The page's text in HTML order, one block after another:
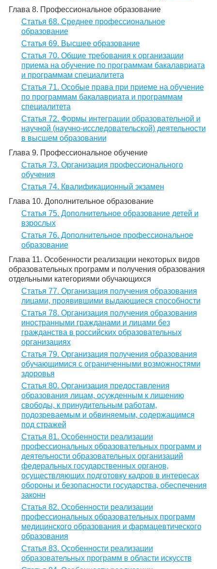
Глава 8. Профессиональное образование
Статья 68. Среднее профессиональное
образование
Статья 69. Высшее образование
Статья 70. Общие требования к организации
приема на обучение по программам бакалавриата
и программам специалитета
Статья 71. Особые права при приеме на обучение
по программам бакалавриата и программам
специалитета
Статья 72. Формы интеграции образовательной и
научной (научно-исследовательской) деятельности
в высшем образовании
Глава 9. Профессиональное обучение
Статья 73. Организация профессионального
обучения
Статья 74. Квалификационный экзамен
Глава 10. Дополнительное образование
Статья 75. Дополнительное образование детей и
взрослых
Статья 76. Дополнительное профессиональное
образование
Глава 11. Особенности реализации некоторых видов
образовательных программ и получения образования
отдельными категориями обучающихся
Статья 77. Организация получения образования
лицами, проявившими выдающиеся способности
Статья 78. Организация получения образования
иностранными гражданами и лицами без
гражданства в российских образовательных
организациях
Статья 79. Организация получения образования
обучающимися с ограниченными возможностями
здоровья
Статья 80. Организация предоставления
образования лицам, осужденным к лишению
свободы, к принудительным работам,
подозреваемым и обвиняемым, содержащимся
под стражей
Статья 81. Особенности реализации
профессиональных образовательных программ и
деятельности образовательных организаций
федеральных государственных органов,
осуществляющих подготовку кадров в интересах
обороны и безопасности государства, обеспечения
законн
Статья 82. Особенности реализации
профессиональных образовательных программ
медицинского образования и фармацевтического
образования
Статья 83. Особенности реализации
образовательных программ в области искусств